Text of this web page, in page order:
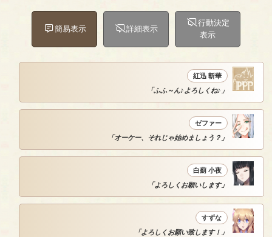
簡易表示 詳細表示
行動決定
表示
紅迅 斬華
「ふふ～ん♪よろしくね♪」
ゼファー
「オーケー、それじゃ始めましょう？」
白薊 小夜
「よろしくお願いします」
すずな
「よろしくお願い致します！」